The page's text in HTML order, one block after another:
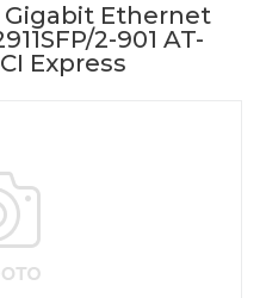
Ethernet
2-901 AT-
Express